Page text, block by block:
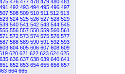
475 476 477 478 479 480 481
491 492 493 494 495 496 497
507 508 509 510 511 512 513
523 524 525 526 527 528 529
539 540 541 542 543 544 545
555 556 557 558 559 560 561
571 572 573 574 575 576 577
587 588 589 590 591 592 593
603 604 605 606 607 608 609
620 621 622 623 624 625
635 636 637 638 639 640 641
651 652 653 654 655 656 657
664 665